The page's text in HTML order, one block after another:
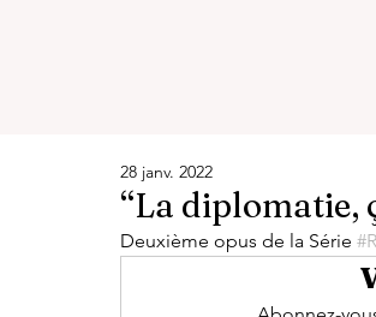
“La diplomatie,
28 janv. 2022
Deuxième opus de la Série